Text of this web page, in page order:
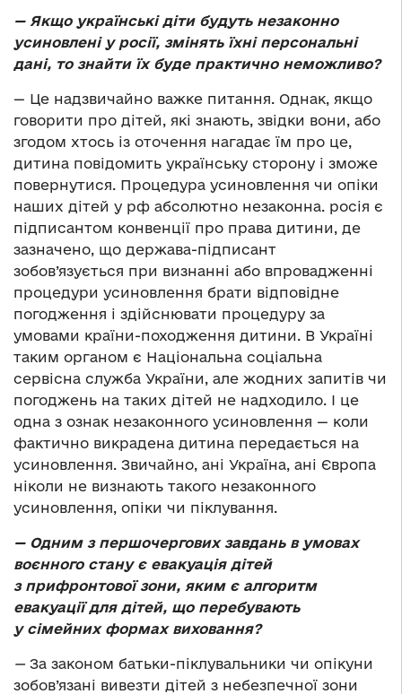
— Якщо українські діти будуть незаконно
усиновлені у росії, змінять їхні персональні
дані, то знайти їх буде практично неможливо?
— Це надзвичайно важке питання. Однак, якщо
говорити про дітей, які знають, звідки вони, або
згодом хтось із оточення нагадає їм про це,
дитина повідомить українську сторону і зможе
повернутися. Процедура усиновлення чи опіки
наших дітей у рф абсолютно незаконна. росія є
підписантом конвенції про права дитини, де
зазначено, що держава-підписант
зобов’язується при визнанні або впровадженні
процедури усиновлення брати відповідне
погодження і здійснювати процедуру за
умовами країни-походження дитини. В Україні
таким органом є Національна соціальна
сервісна служба України, але жодних запитів чи
погоджень на таких дітей не надходило. І це
одна з ознак незаконного усиновлення — коли
фактично викрадена дитина передається на
усиновлення. Звичайно, ані Україна, ані Європа
ніколи не визнають такого незаконного
усиновлення, опіки чи піклування.
— Одним з першочергових завдань в умовах
воєнного стану є евакуація дітей
з прифронтової зони, яким є алгоритм
евакуації для дітей, що перебувають
у сімейних формах виховання?
— За законом батьки-піклувальники чи опікуни
зобов’язані вивезти дітей з небезпечної зони